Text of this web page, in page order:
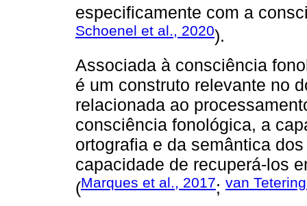
especificamente com a
Schoenel et al., 2020).
Associada à consciência
é um construto relevante no
relacionada ao
consciência fonológica, a
ortografia e da semântica
capacidade de recuperá-los
(Marques et al., 2017; van